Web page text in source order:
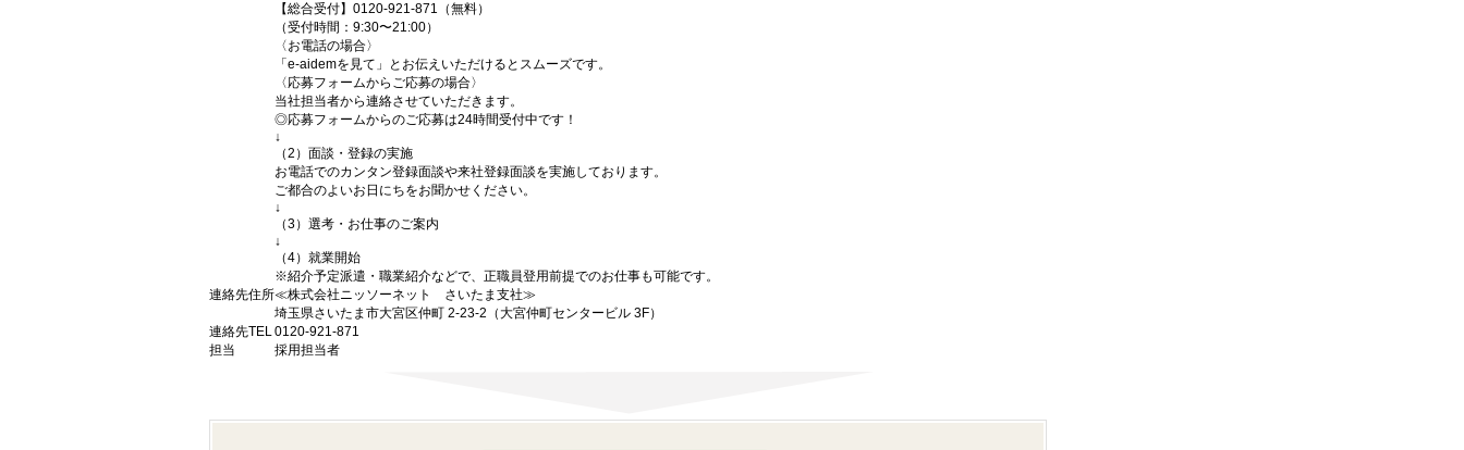
【総合受付】0120-921-871（無料）
（受付時間：9:30〜21:00）
〈お電話の場合〉
「e-aidemを見て」とお伝えいただけるとスムーズです。
〈応募フォームからご応募の場合〉
当社担当者から連絡させていただきます。
◎応募フォームからのご応募は24時間受付中です！
↓
（2）面談・登録の実施
お電話でのカンタン登録面談や来社登録面談を実施しております。
ご都合のよいお日にちをお聞かせください。
↓
（3）選考・お仕事のご案内
↓
（4）就業開始
※紹介予定派遣・職業紹介などで、正職員登用前提でのお仕事も可能です。
連絡先住所≪株式会社ニッソーネット さいたま支社≫
埼玉県さいたま市大宮区仲町 2-23-2（大宮仲町センタービル 3F）
連絡先TEL0120-921-871
担当
採用担当者